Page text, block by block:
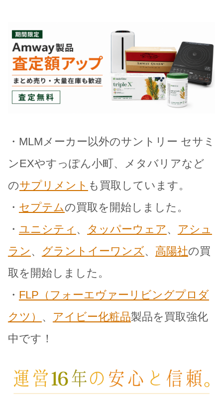
・MLMメーカー以外のサントリー セサミ
ンEXやすっぽん小町、メタバリアなど
のサプリメント も買取しています。
・ セプテムの買取を開始しました。
・ ユニシティ 、 タッパーウェア、 アシュ
ラン 、 グラントイーワンズ、 高陽社の買
取を開始しました。
・ FLP（フォーエヴァーリビングプロダ
クツ） 、 アイビー化粧品製品を買取強化
中です！